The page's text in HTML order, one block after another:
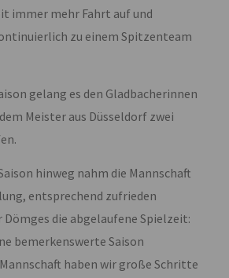
immer mehr Fahrt auf und
zu einem Spitzenteam
gelang es den Gladbacherinnen
Meister aus Düsseldorf zwei
hinweg nahm die Mannschaft
entsprechend zufrieden
die abgelaufene Spielzeit:
bemerkenswerte Saison
haben wir große Schritte